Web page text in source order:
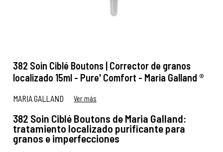
382 Soin Ciblé Boutons | Corrector de granos
localizado 15ml - Pure' Comfort - Maria Galland ®
MARIA GALLAND Ver más
382 Soin Ciblé Boutons de Maria Galland:
tratamiento localizado purificante para
granos e imperfecciones